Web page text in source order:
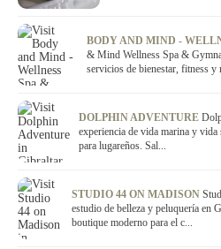
BODY AND MIND -
& Mind Wellness Spa &
servicios de bienestar, fitness y
DOLPHIN ADVENTURE
experiencia de vida marina y
para lugareños. Sal...
STUDIO 44 ON MADISON
estudio de belleza y peluquería en
boutique moderno para el c...